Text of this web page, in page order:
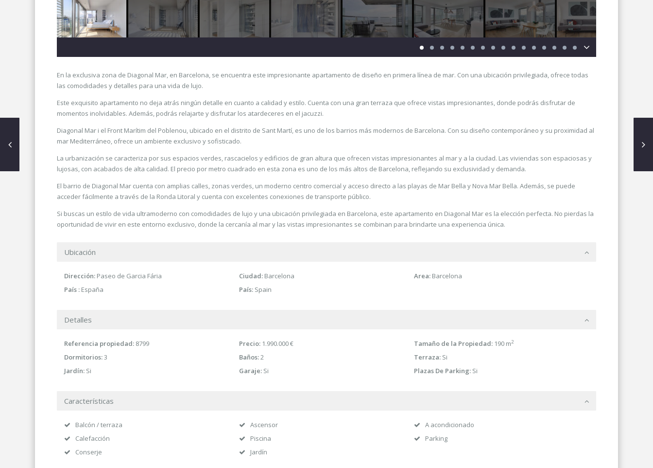
En la exclusiva zona de Diagonal Mar, en Barcelona, se encuentra este impresionante apartamento de diseño en primera línea de mar. Con una ubicación privilegiada, ofrece todas
las comodidades y detalles para una vida de lujo.
Este exquisito apartamento no deja atrás ningún detalle en cuanto a calidad y estilo. Cuenta con una gran terraza que ofrece vistas impresionantes, donde podrás disfrutar de
momentos inolvidables. Además, podrás relajarte y disfrutar los atardeceres en el jacuzzi.
Diagonal Mar i el Front Marítim del Poblenou, ubicado en el distrito de Sant Martí, es uno de los barrios más modernos de Barcelona. Con su diseño contemporáneo y su proximidad al
mar Mediterráneo, ofrece un ambiente exclusivo y sofisticado.
La urbanización se caracteriza por sus espacios verdes, rascacielos y edificios de gran altura que ofrecen vistas impresionantes al mar y a la ciudad. Las viviendas son espaciosas y
lujosas, con acabados de alta calidad. El precio por metro cuadrado en esta zona es uno de los más altos de Barcelona, reflejando su exclusividad y demanda.
El barrio de Diagonal Mar cuenta con amplias calles, zonas verdes, un moderno centro comercial y acceso directo a las playas de Mar Bella y Nova Mar Bella. Además, se puede
acceder fácilmente a través de la Ronda Litoral y cuenta con excelentes conexiones de transporte público.
Si buscas un estilo de vida ultramoderno con comodidades de lujo y una ubicación privilegiada en Barcelona, este apartamento en Diagonal Mar es la elección perfecta. No pierdas la
oportunidad de vivir en este entorno exclusivo, donde la cercanía al mar y las vistas impresionantes se combinan para brindarte una experiencia única.
Ubicación
Dirección: Paseo de Garcia Fária Ciudad: Barcelona Area: Barcelona
País : España País: Spain
Detalles
Referencia propiedad: 8799 Precio: 1.990.000 € Tamaño de la Propiedad: 190 m2
Dormitorios:3 Baños:2 Terraza: Si
Jardín: Si Garaje: Si Plazas De Parking: Si
Características
Balcón / terraza Ascensor
A acondicionado
Calefacción
Piscina
Parking
Conserje
Jardín